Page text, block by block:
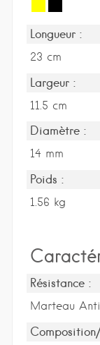
Longueur :
23 cm
Largeur :
11.5 cm
Diamètre :
14 mm
Poids :
1.56 kg
Résistance :
Marteau